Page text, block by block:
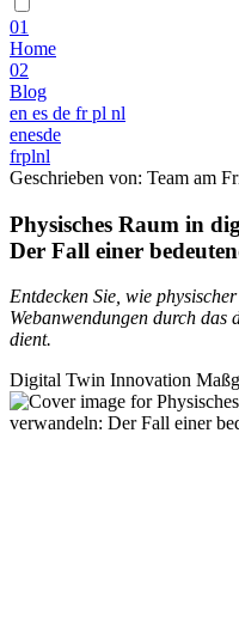
01
Home
02
Blog
en es de fr pl nl
enesde
frplnl
Geschrieben von: Team am
Physisches Raum in
Der Fall einer
Entdecken Sie, wie
Webanwendungen durch
dient.
Digital Twin Innovation